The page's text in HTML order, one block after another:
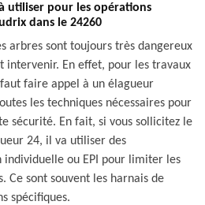
utiliser pour les opérations
dans le 24260
arbres sont toujours très dangereux
intervenir. En effet, pour les travaux
faire appel à un élagueur
les techniques nécessaires pour
sécurité. En fait, si vous sollicitez le
24, il va utiliser des
ou EPI pour limiter les
Ce sont souvent les harnais de
spécifiques.